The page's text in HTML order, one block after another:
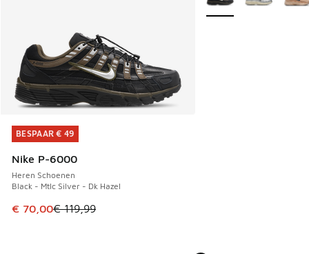
BESPAAR € 49
Nike P-6000
Heren Schoenen
Black - Mtlc Silver - Dk Hazel
Dit artikel is in de uitverkoop. Dit artikel is in de
€ 70,00€ 119,99
BESPAAR € 49